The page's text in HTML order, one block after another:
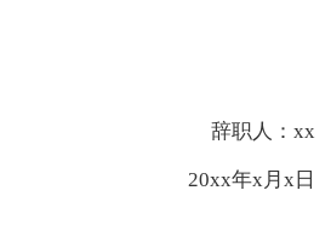
辞职人：xx
20xx年x月x日